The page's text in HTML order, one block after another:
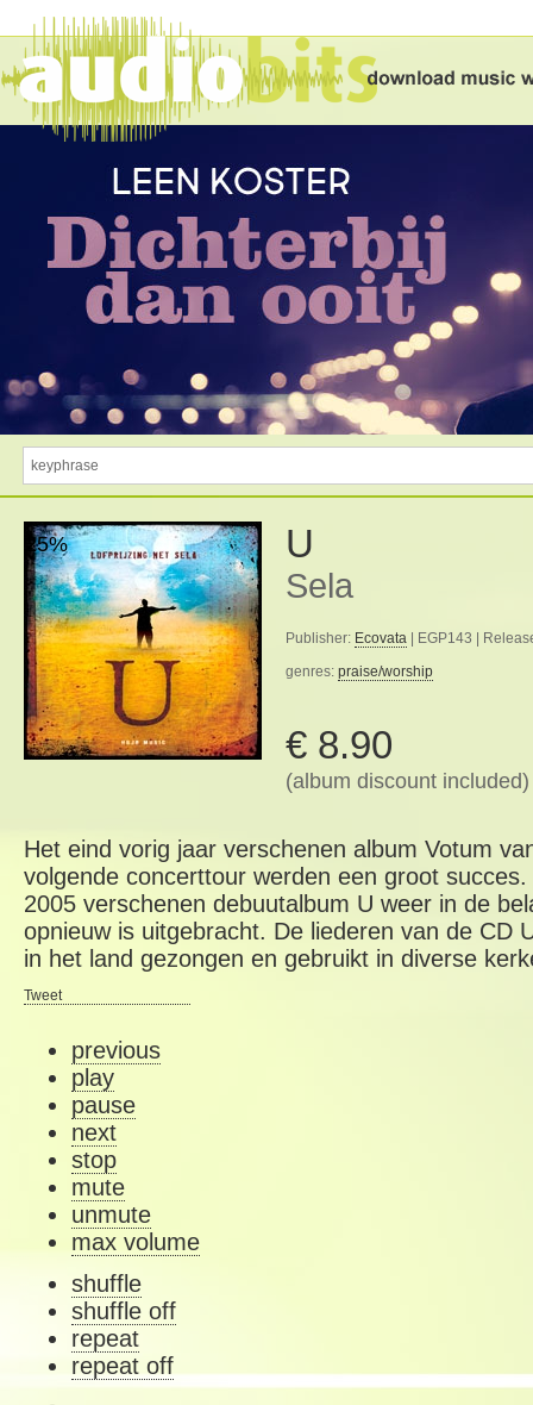
25% U
Sela
Publisher: Ecovata | EGP143 |
genres: praise/worship
€ 8.90
(album discount included)
Het eind vorig jaar verschenen album Votum
volgende concerttour werden een groot
2005 verschenen debuutalbum U weer in de
opnieuw is uitgebracht. De liederen van de CD
in het land gezongen en gebruikt in diverse
Tweet
previous
play
pause
next
stop
mute
unmute
max volume
shuffle
shuffle off
repeat
repeat off